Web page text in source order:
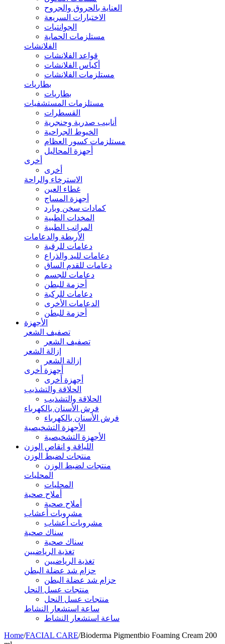
العناية بالحروق والجروح
الاختبارات السريعة
الجوانتيات
مستلزمات الحماية
الفلانشات
قواعد الفلانشات
أكياس الفلانشات
مستلزمات الفلانشات
بطاريات
بطاريات
مستلزمات المستشفيات
القسطرات
أنابيب صدرية وحنجرية
الخيوط الجراحية
مستلزمات كسور العظام
أجهزة المحاليل
أخرى
أخرى
الاسترخاء والراحة
غطاء العين
أجهزة المساج
كمادات سخن وبارد
المخدات الطبية
المراتب الطبية
الأربطة والدعامات
دعامات للرقبة
دعامات لليد والذراع
دعامات للقدم الساق
دعامات للجسم
أحزمة للبطن
دعامات للركبة
الدعامات الأخرى
أحزمة للبطن
الأجهزة
تصفيف الشعر
تصفيف الشعر
إزالة الشعر
إزالة الشعر
أجهزة أخرى
أجهزة أخرى
الحلاقة والتشذيب
الحلاقة والتشذيب
فرش الأسنان بالكهرباء
فرش الأسنان بالكهرباء
الأجهزة التشخيصية
الأجهزة التشخيصية
اللياقة و انقاص الوزن
منتجات لضبط الوزن
منتجات لضبط الوزن
المحليات
المحليات
أملاح صحية
أملاح صحية
مشروبات أعشاب
مشروبات أعشاب
سناك صحية
سناك صحية
تغذية الرياضيين
تغذية الرياضيين
حزام شد عضلة البطن
حزام شد عضلة البطن
منتجات عسل النحل
منتجات عسل النحل
ساعة استشعار النشاط
ساعة استشعار النشاط
Home/FACIAL CARE/Bioderma Pigmentbio Foaming Cream 200